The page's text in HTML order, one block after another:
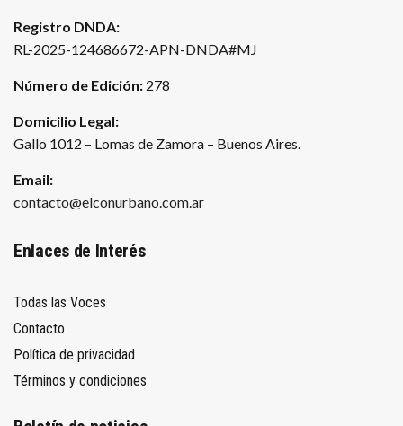
Registro DNDA:
RL-2025-124686672-APN-DNDA#MJ
Número de Edición: 278
Domicilio Legal:
Gallo 1012 – Lomas de Zamora – Buenos Aires.
Email:
contacto@elconurbano.com.ar
Enlaces de Interés
Todas las Voces
Contacto
Política de privacidad
Términos y condiciones